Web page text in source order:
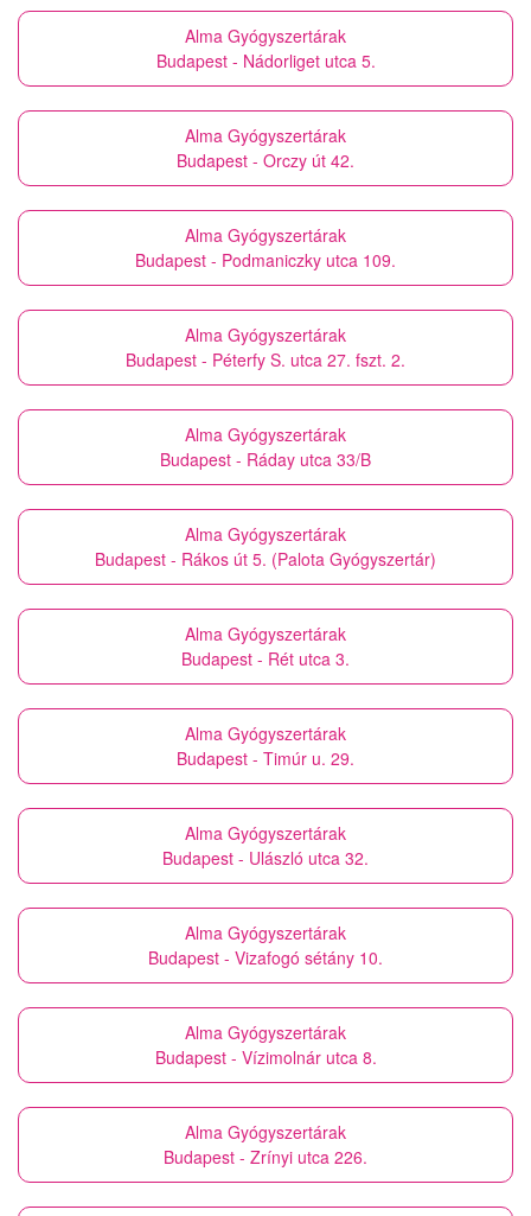
Alma Gyógyszertárak
Budapest - Nádorliget utca 5.
Alma Gyógyszertárak
Budapest - Orczy út 42.
Alma Gyógyszertárak
Budapest - Podmaniczky utca 109.
Alma Gyógyszertárak
Budapest - Péterfy S. utca 27. fszt. 2.
Alma Gyógyszertárak
Budapest - Ráday utca 33/B
Alma Gyógyszertárak
Budapest - Rákos út 5. (Palota Gyógyszertár)
Alma Gyógyszertárak
Budapest - Rét utca 3.
Alma Gyógyszertárak
Budapest - Timúr u. 29.
Alma Gyógyszertárak
Budapest - Ulászló utca 32.
Alma Gyógyszertárak
Budapest - Vizafogó sétány 10.
Alma Gyógyszertárak
Budapest - Vízimolnár utca 8.
Alma Gyógyszertárak
Budapest - Zrínyi utca 226.